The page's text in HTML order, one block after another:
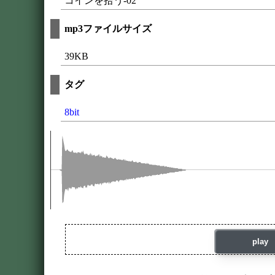
mp3ファイルサイズ
39KB
タグ
8bit
play